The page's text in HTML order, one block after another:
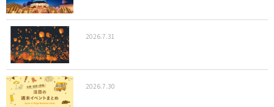
2026.7.31
2026.7.30